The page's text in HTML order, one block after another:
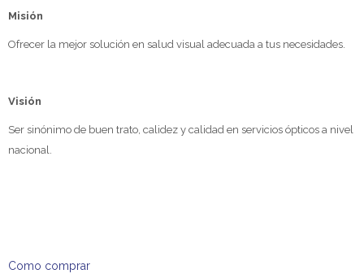
Misión
Ofrecer la mejor solución en salud visual adecuada a tus necesidades.
Visión
Ser sinónimo de buen trato, calidez y calidad en servicios ópticos a nivel
nacional.
Como comprar